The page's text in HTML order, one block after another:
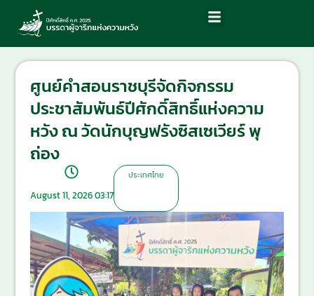
ศูนย์คำสอนราชบุรีจัดกิจกรรม
ประชาสัมพันธ์ปีศักดิ์สิทธิ์แห่งความ
หวัง ณ วัดนักบุญฟรังซิสเซเวียร์ พุ
ถ่อง
August 11, 2026 03:17
ประเทศไทย